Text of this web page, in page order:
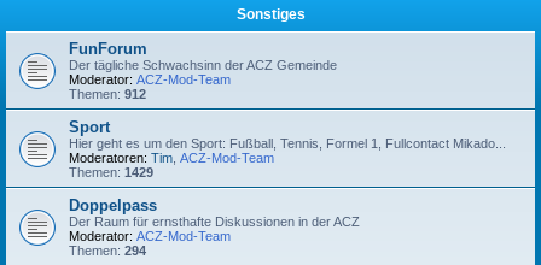
Sonstiges
FunForum
Der tägliche Schwachsinn der ACZ Gemeinde
Moderator: ACZ-Mod-Team
Themen: 912
Sport
Hier geht es um den Sport: Fußball, Tennis, Formel 1, Fullcontact Mikado...
Moderatoren: Tim ACZ-Mod-Team
Themen: 1429
Doppelpass
Der Raum für ernsthafte Diskussionen in der ACZ
Moderator: ACZ-Mod-Team
Themen: 294